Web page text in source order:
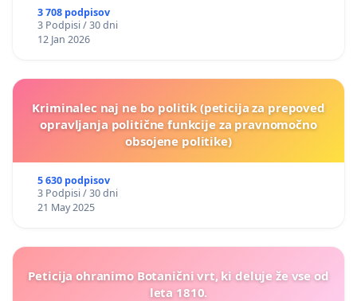
3 708 podpisov
3 Podpisi / 30 dni
12 Jan 2026
Kriminalec naj ne bo politik (peticija za prepoved
opravljanja politične funkcije za pravnomočno
obsojene politike)
5 630 podpisov
3 Podpisi / 30 dni
21 May 2025
Peticija ohranimo Botanični vrt, ki deluje že vse od
leta 1810.